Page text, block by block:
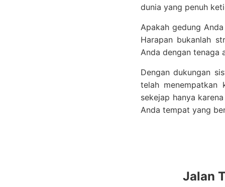
dunia yang penuh
Apakah gedung
Harapan bukanlah
Anda dengan tenaga
Dengan dukungan
telah menempatkan
sekejap hanya
Anda tempat yang
Jalan